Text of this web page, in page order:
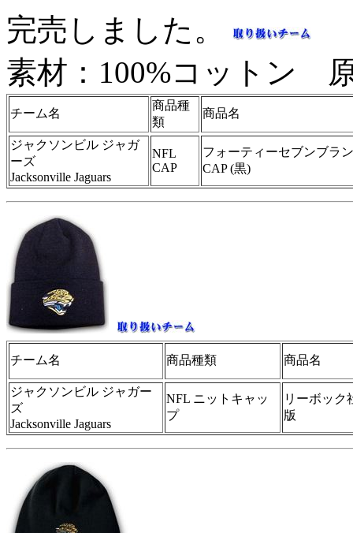
完売しました。
素材：100%コットン
チーム名
商品種
類
商品名
ジャクソンビル ジャガ
ーズ
Jacksonville Jaguars
NFL
CAP
フォーティーセブンブラ
CAP (黒)
チーム名 商品種類 商品名
ジャクソンビル ジャガー
ズ
Jacksonville Jaguars
NFL ニットキャッ
プ
リーボッ
版